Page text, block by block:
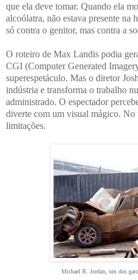
que ela deve tomar. Quando ela
alcoólatra, não estava presente na
só contra o genitor, mas contra a
O roteiro de Max Landis podia
CGI (Computer Generated
superespetáculo. Mas o diretor
indústria e transforma o trabalho
administrado. O espectador
diverte com um visual mágico. No
limitações.
Michael B. Jordan, um dos